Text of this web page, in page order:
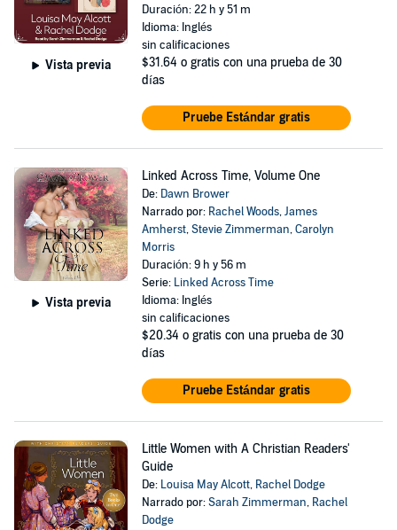
Vista previa
Duración: 22 h y 51 m
Idioma: Inglés
sin calificaciones
$31.64 o gratis con una prueba de 30
días
Pruebe Estándar gratis
Vista previa
Linked Across Time, Volume One
De: Dawn Brower
Narrado por: Rachel Woods,James
Amherst,Stevie Zimmerman,Carolyn
Morris
Duración: 9 h y 56 m
Serie: Linked Across Time
Idioma: Inglés
sin calificaciones
$20.34 o gratis con una prueba de 30
días
Pruebe Estándar gratis
Little Women with A Christian Readers'
Guide
De: Louisa May Alcott, Rachel Dodge
Narrado por:Sarah Zimmerman, Rachel
Dodge